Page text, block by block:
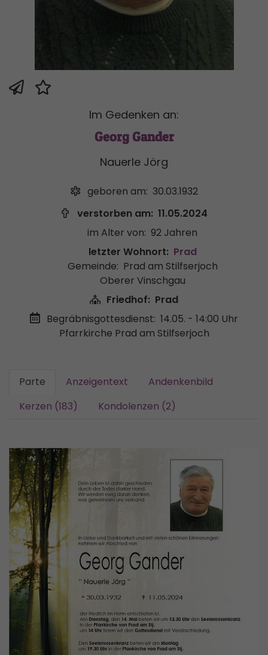
Im Gedenken an:
Georg Gander
Nauerle Jörg
geboren am: 30.03.1932
verstorben am: 11.05.2024
im Alter von: 92 Jahren
letzter Wohnort: Prad
Gemeinde: Prad am Stilfserjoch
Oberer Vinschgau
Friedhof: Prad
Begräbnisgottesdienst: 14.05. - 14:00 Uhr
Pfarrkirche Prad am Stilfserjoch
Parte Anzeigentext
Andenkenbild
Kerzen (183)
Kondolenzen (2)